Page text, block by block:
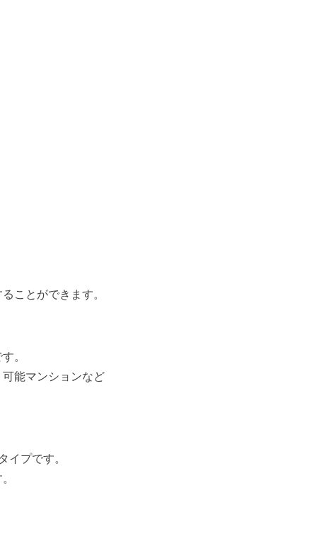
ことができます。
。
能マンションなど
プです。